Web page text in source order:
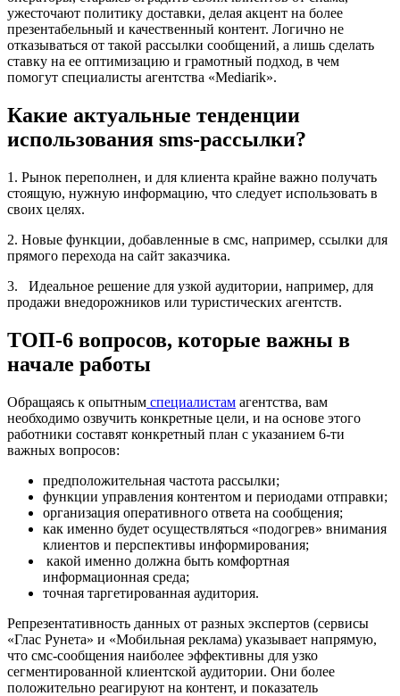
ужесточают политику доставки, делая акцент на более
презентабельный и качественный контент. Логично не
отказываться от такой рассылки сообщений, а лишь сделать
ставку на ее оптимизацию и грамотный подход, в чем
помогут специалисты агентства «Mediarik».
Какие актуальные тенденции
использования sms-рассылки?
1. Рынок переполнен, и для клиента крайне важно получать
стоящую, нужную информацию, что следует использовать в
своих целях.
2. Новые функции, добавленные в смс, например, ссылки для
прямого перехода на сайт заказчика.
3. Идеальное решение для узкой аудитории, например, для
продажи внедорожников или туристических агентств.
ТОП-6 вопросов, которые важны в
начале работы
Обращаясь к опытным специалистам агентства, вам
необходимо озвучить конкретные цели, и на основе этого
работники составят конкретный план с указанием 6-ти
важных вопросов:
предположительная частота рассылки;
функции управления контентом и периодами отправки;
организация оперативного ответа на сообщения;
как именно будет осуществляться «подогрев» внимания
клиентов и перспективы информирования;
какой именно должна быть комфортная
информационная среда;
точная таргетированная аудитория.
Репрезентативность данных от разных экспертов (сервисы
«Глас Рунета» и «Мобильная реклама) указывает напрямую,
что смс-сообщения наиболее эффективны для узко
сегментированной клиентской аудитории. Они более
положительно реагируют на контент, и показатель